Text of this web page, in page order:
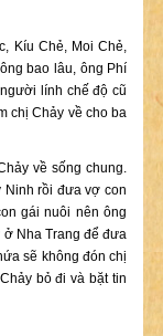
Kíu Chẻ, Moi Chẻ,
bao lâu, ông Phí
lính chế độ cũ
chị Chảy về cho ba
về sống chung.
Ninh rồi đưa vợ con
gái nuôi nên ông
ở Nha Trang để đưa
sẽ không đón chị
bỏ đi và bặt tin